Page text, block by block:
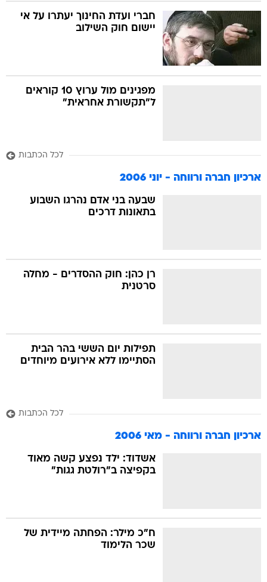
חברי ועדת החינוך יעתרו על אי
יישום חוק השילוב
מפגינים מול ערוץ 10 קוראים
ל"תקשורת אחראית"
לכל הכתבות
ארכיון חברה ורווחה - יוני 2006
שבעה בני אדם נהרגו השבוע
בתאונות דרכים
רן כהן: חוק ההסדרים - מחלה
סרטנית
תפילות יום הששי בהר הבית
הסתיימו ללא אירועים מיוחדים
לכל הכתבות
ארכיון חברה ורווחה - מאי 2006
אשדוד: ילד נפצע קשה מאוד
בקפיצה ב"רולטת גגות"
ח"כ מילר: הפחתה מיידית של
שכר הלימוד